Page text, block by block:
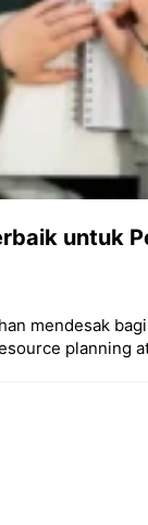
untuk
mendesak
planning